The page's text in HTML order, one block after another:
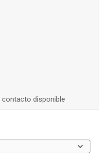
disponible